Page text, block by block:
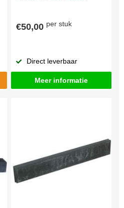
€50,00 per stuk
Direct leverbaar
Meer informatie